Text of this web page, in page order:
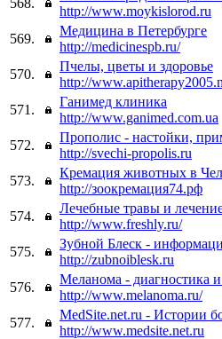
http://www.moykislorod.ru
569.
Медицина в Петербурге
http://medicinespb.ru/
570.
Пчелы, цветы и здоровье
http://
571.
Ганимед клиника
http://www.ganimed.com.ua
572.
Прополис - настойки,
http://svechi-propolis.ru
573.
Кремация животных в
http://зоокремация74.рф
574.
Лечебные травы и
http://www.freshly.ru/
575.
Зубной Блеск -
http://zubnoiblesk.ru
576.
Меланома - диагностика
http://www.melanoma.ru/
577.
MedSite.net.ru - Истории
http://www.medsite.net.ru